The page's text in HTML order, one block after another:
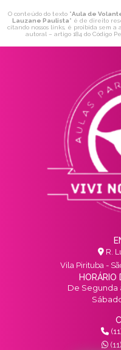
O conteúdo do texto "Aula de
Lauzane Paulista" é de direito
citando nossos links, é proibida sem
autoral – artigo 184 do Código
R.
Vila Pirituba -
HORÁRIO
De Segunda